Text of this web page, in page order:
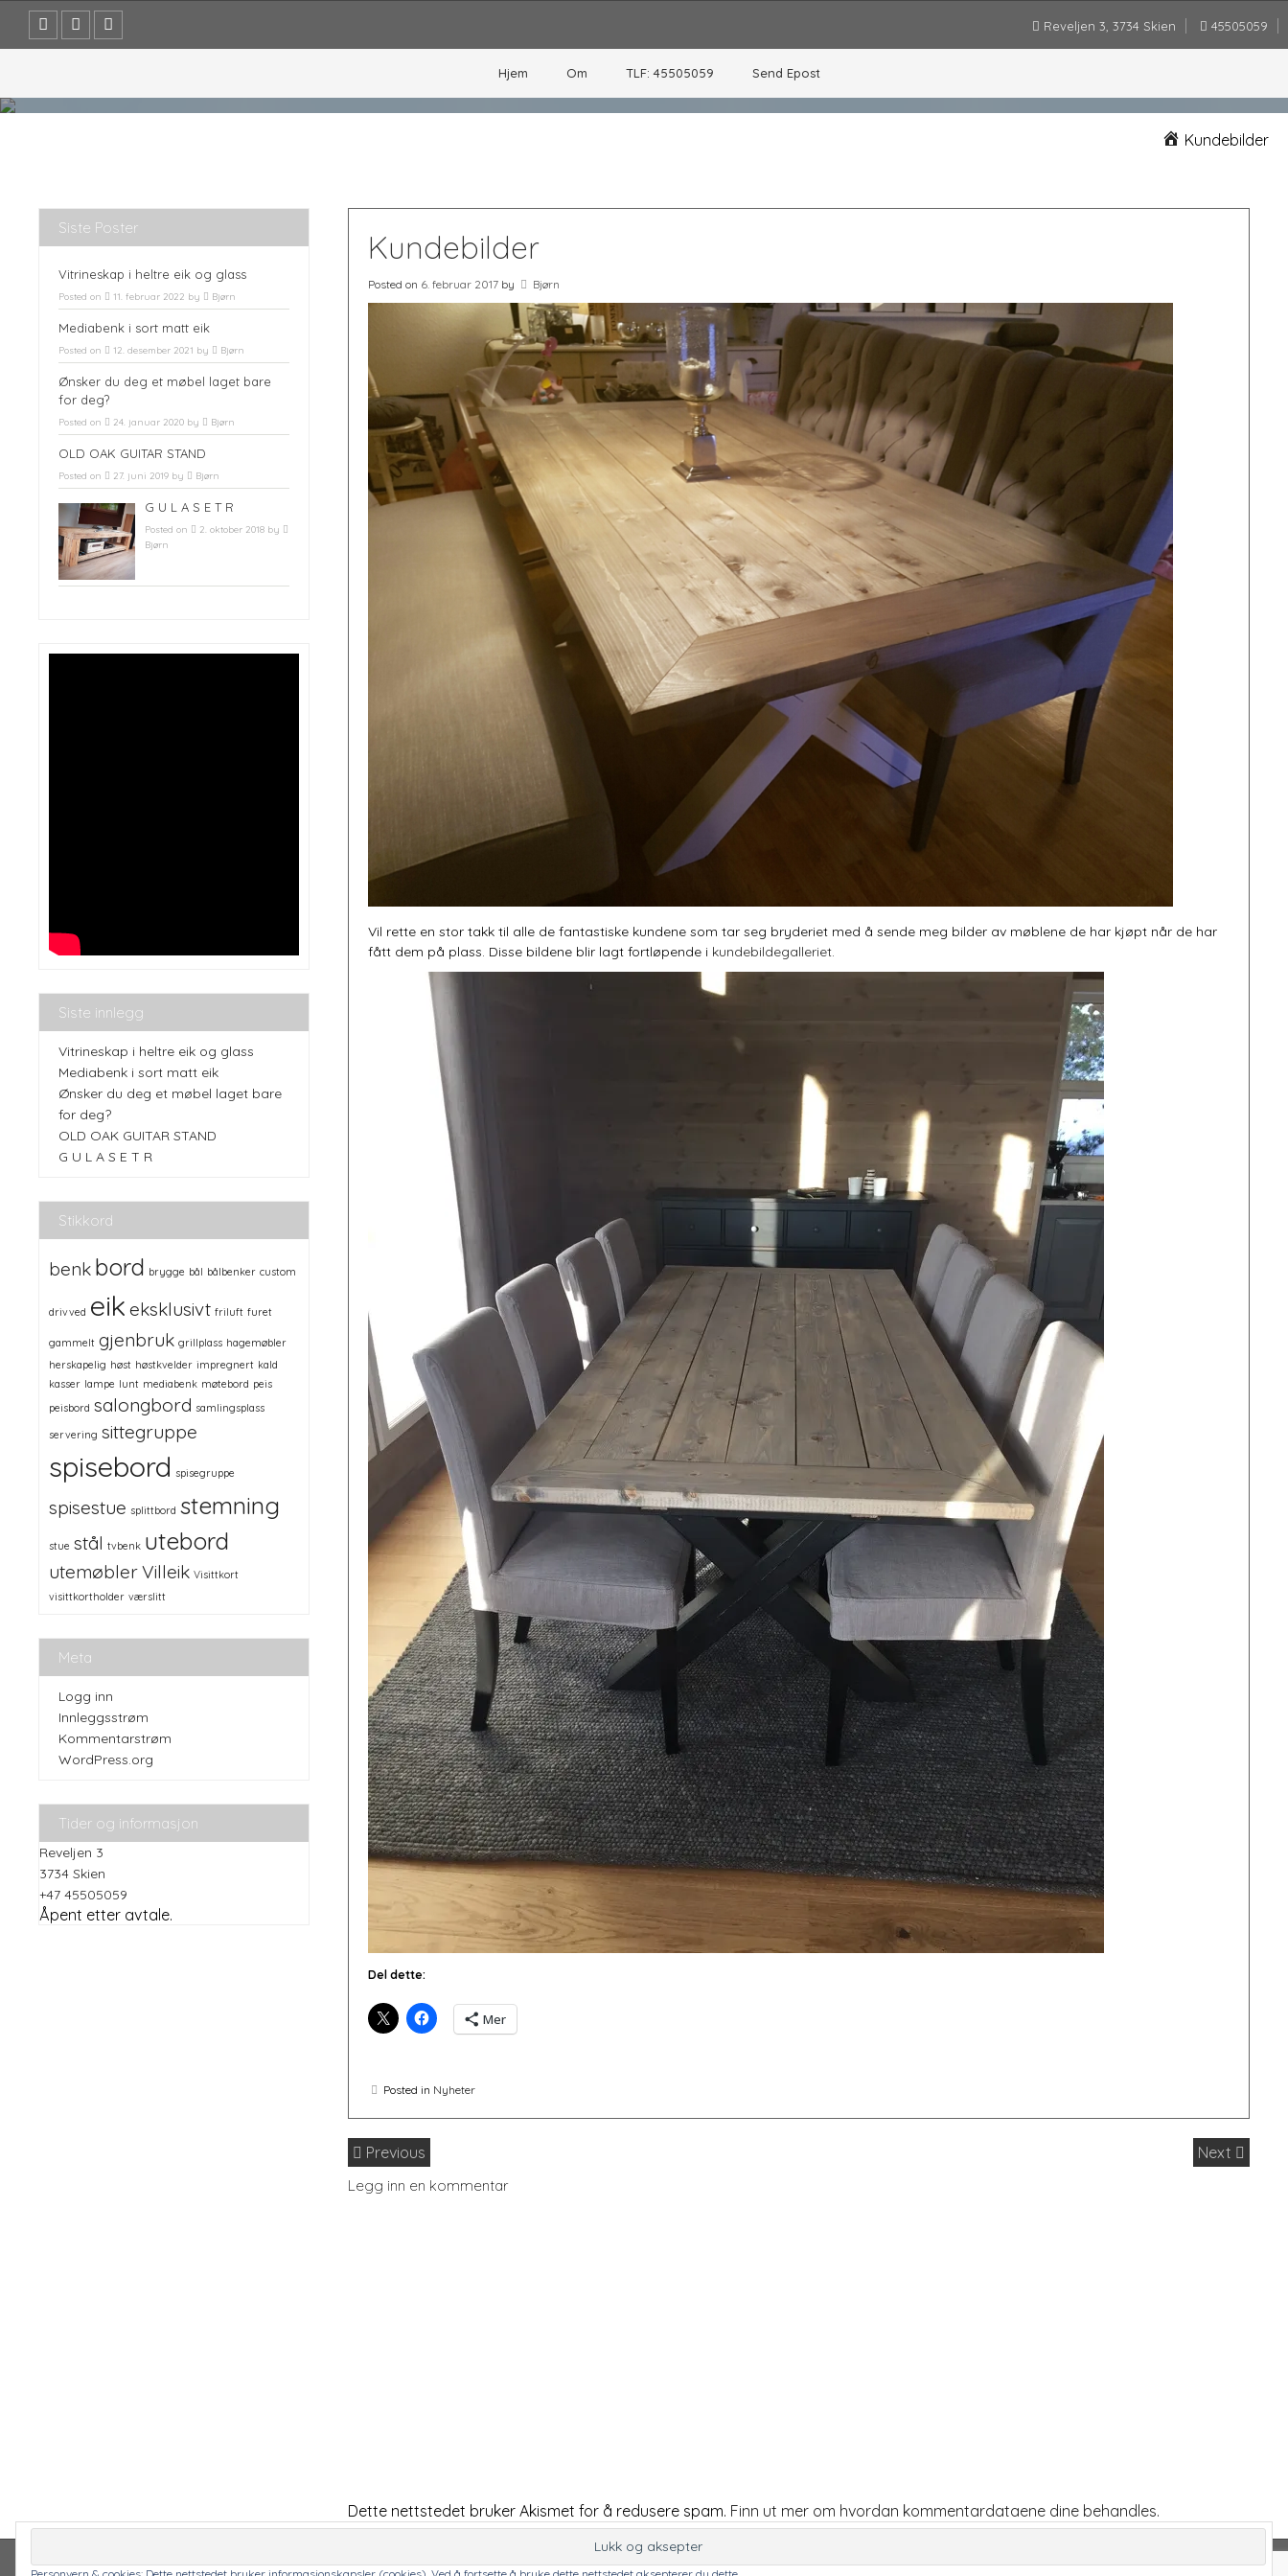
content
Reveljen 3, 3734 Skien 45505059
Hjem Om TLF: 45505059 Send Epost
Møbler og interiørartikler håndlaget etter dine ønsker.
Kundebilder
Kundebilder
Posted on 6. februar 2017by Bjørn
Vil rette en stor takk til alle de fantastiske kundene som tar seg bryderiet med å sende meg bilder av møblene de har kjøpt når de har
fått dem på plass. Disse bildene blir lagt fortløpende i kundebildegalleriet.
Del dette:
Mer
Posted in Nyheter
Previous Next
Legg inn en kommentar
Dette nettstedet bruker Akismet for å redusere spam. Finn ut mer om hvordan kommentardataene dine behandles.
Siste Poster
Vitrineskap i heltre eik og glass
Posted on 11. februar 2022 by Bjørn
Mediabenk i sort matt eik
Posted on 12. desember 2021 by Bjørn
Ønsker du deg et møbel laget bare
for deg?
Posted on 24. januar 2020 by Bjørn
OLD OAK GUITAR STAND
Posted on 27. juni 2019 by Bjørn
G U L A S E T R
Posted on 2. oktober 2018 by
Bjørn
Siste innlegg
Vitrineskap i heltre eik og glass
Mediabenk i sort matt eik
Ønsker du deg et møbel laget bare
for deg?
OLD OAK GUITAR STAND
G U L A S E T R
Stikkord
benk bord brygge bål bålbenker custom
drivved eik eksklusivt friluft furet
gammelt gjenbruk grillplass hagemøbler
herskapelig høst høstkvelder impregnert kald
kasser lampe lunt mediabenk møtebord peis
peisbord salongbord samlingsplass
servering sittegruppe
spisebord spisegruppe
spisestue splittbord stemning
stue stål tvbenk utebord
utemøblerVilleik Visittkort
visittkortholder værslitt
Meta
Logg inn
Innleggsstrøm
Kommentarstrøm
WordPress.org
Tider og informasjon
Reveljen 3
3734 Skien
+47 45505059
Åpent etter avtale.